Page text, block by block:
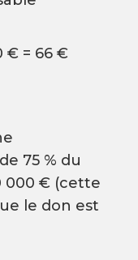
€ = 66 €
75 % du
000 € (cette
le don est